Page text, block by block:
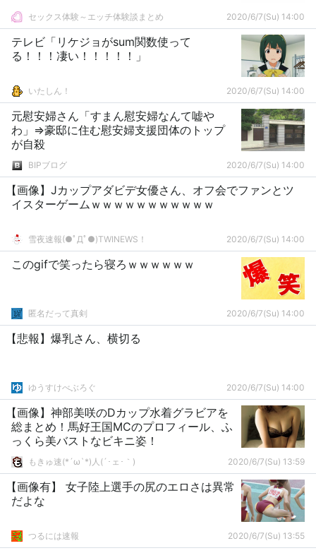
セックス体験～エッチ体験談まとめ 2020/6/7(Su) 14:00
テレビ「リケジョがsum関数使って
る！！！凄い！！！！！」
いたしん！ 2020/6/7(Su) 14:00
元慰安婦さん「すまん慰安婦なんて嘘や
わ」⇒豪邸に住む慰安婦支援団体のトップ
が自殺
BIPブログ 2020/6/7(Su) 14:00
【画像】Jカップアダビデ女優さん、オフ会でファンとツ
イスターゲームｗｗｗｗｗｗｗｗｗｗｗ
雪夜速報(●ﾟДﾟ●)TWINEWS！ 2020/6/7(Su) 14:00
このgifで笑ったら寝ろｗｗｗｗｗｗ
匿名だって真剣 2020/6/7(Su) 14:00
【悲報】爆乳さん、横切る
ゆうすけべぶろぐ 2020/6/7(Su) 14:00
【画像】神部美咲のDカップ水着グラビアを
総まとめ！馬好王国MCのプロフィール、ふ
っくら美バストなビキニ姿！
もきゅ速(*´ω`*)人(´･ェ･｀) 2020/6/7(Su) 13:59
【画像有】 女子陸上選手の尻のエロさは異常
だよな
つるには速報 2020/6/7(Su) 13:55